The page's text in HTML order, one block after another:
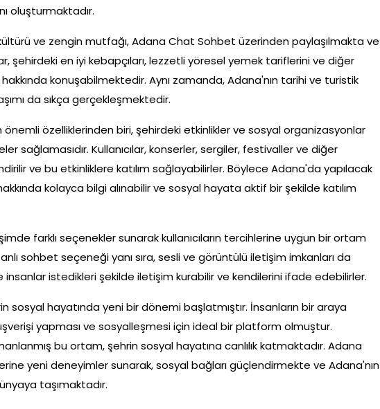
oluşturmaktadır.
ve zengin mutfağı, Adana Chat Sohbet üzerinden paylaşılmakta ve
şehirdeki en iyi kebapçıları, lezzetli yöresel yemek tariflerini ve diğer
konuşabilmektedir. Aynı zamanda, Adana'nın tarihi ve turistik
da sıkça gerçekleşmektedir.
özelliklerinden biri, şehirdeki etkinlikler ve sosyal organizasyonlar
sağlamasıdır. Kullanıcılar, konserler, sergiler, festivaller ve diğer
ve bu etkinliklere katılım sağlayabilirler. Böylece Adana'da yapılacak
kolayca bilgi alınabilir ve sosyal hayata aktif bir şekilde katılım
farklı seçenekler sunarak kullanıcıların tercihlerine uygun bir ortam
sohbet seçeneği yanı sıra, sesli ve görüntülü iletişim imkanları da
insanlar istedikleri şekilde iletişim kurabilir ve kendilerini ifade edebilirler.
sosyal hayatında yeni bir dönemi başlatmıştır. İnsanların bir araya
yapması ve sosyalleşmesi için ideal bir platform olmuştur.
bu ortam, şehrin sosyal hayatına canlılık katmaktadır. Adana
yeni deneyimler sunarak, sosyal bağları güçlendirmekte ve Adana'nın
taşımaktadır.